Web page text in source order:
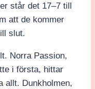
står det 17–7 till
att de kommer
slut.
Norra Passion,
i första, hittar
allt. Dunkholmen,